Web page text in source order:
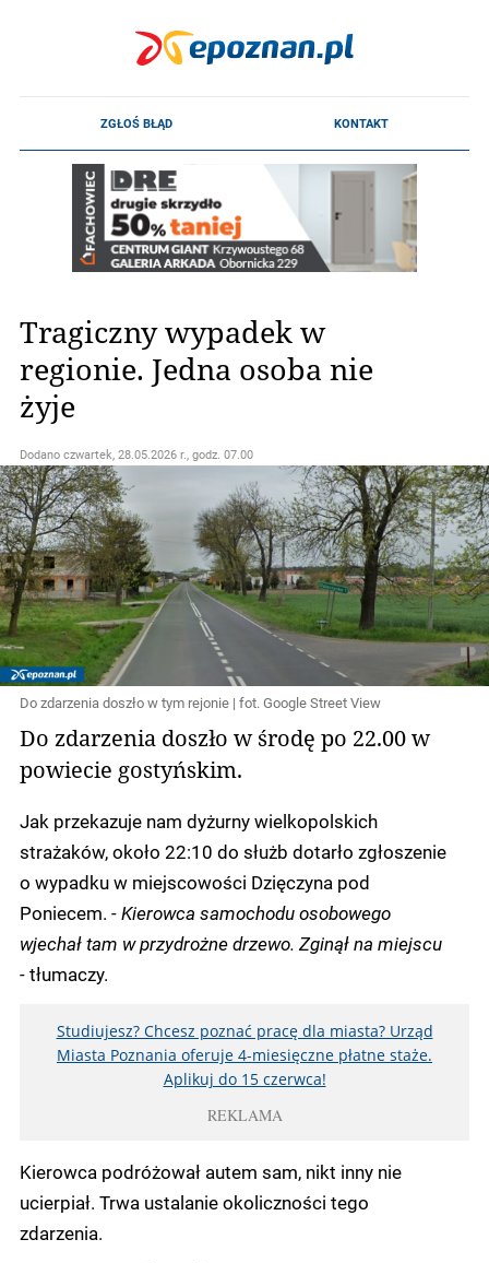
Tragiczny wypadek w
regionie. Jedna osoba nie
żyje
Dodano czwartek, 28.05.2026 r., godz. 07.00
Do zdarzenia doszło w tym rejonie | fot. Google Street View
Do zdarzenia doszło w środę po 22.00 w
powiecie gostyńskim.
Jak przekazuje nam dyżurny wielkopolskich
strażaków, około 22:10 do służb dotarło zgłoszenie
o wypadku w miejscowości Dzięczyna pod
Poniecem. - Kierowca samochodu osobowego
wjechał tam w przydrożne drzewo. Zginął na miejscu
-tłumaczy.
Studiujesz? Chcesz poznać pracę dla miasta? Urząd
Miasta Poznania oferuje 4-miesięczne płatne staże.
Aplikuj do 15 czerwca!
REKLAMA
Kierowca podróżował autem sam, nikt inny nie
ucierpiał. Trwa ustalanie okoliczności tego
zdarzenia.